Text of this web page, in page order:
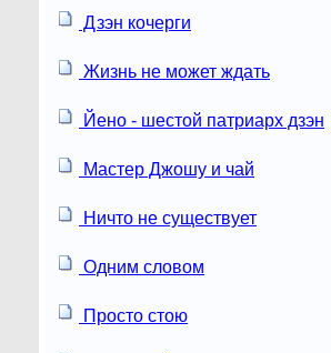
Дзэн кочерги
Жизнь не может ждать
Йено - шестой патриарх дзэн
Мастер Джошу и чай
Ничто не существует
Одним словом
Просто стою